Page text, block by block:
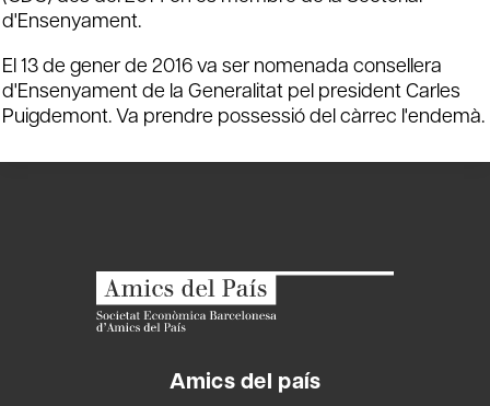
d'Ensenyament.
El 13 de gener de 2016 va ser nomenada consellera
d'Ensenyament de la Generalitat pel president Carles
Puigdemont. Va prendre possessió del càrrec l'endemà.
Amics del país